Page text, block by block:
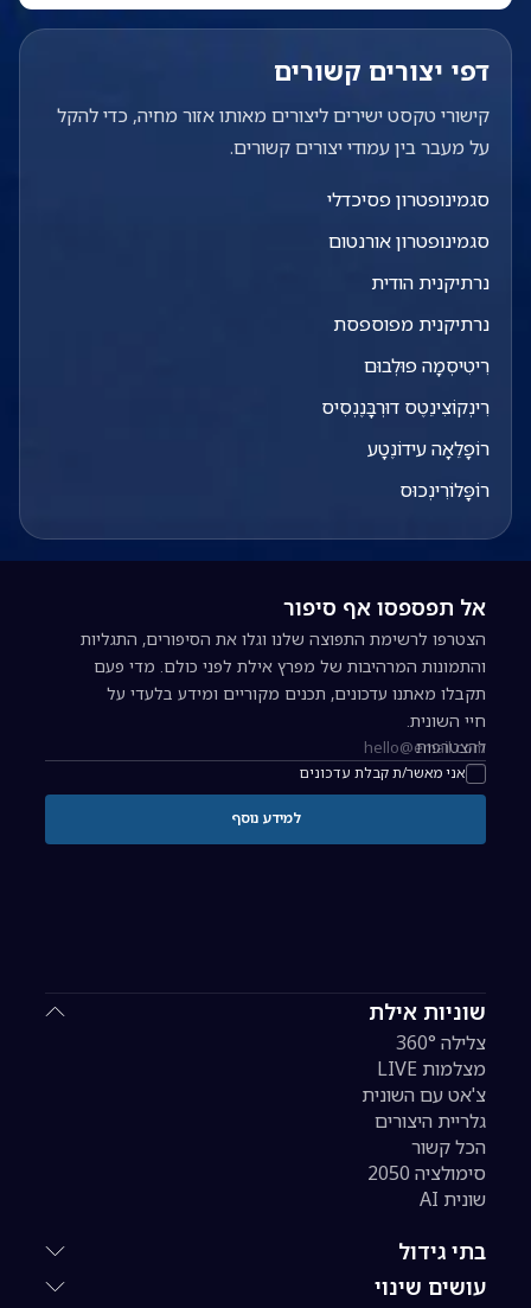
דפי יצורים קשורים
קישורי טקסט ישירים ליצורים מאותו אזור מחיה, כדי להקל
על מעבר בין עמודי יצורים קשורים.
סגמינופטרון פסיכדלי
סגמינופטרון אורנטום
נרתיקנית הודית
נרתיקנית מפוספסת
רִיטִיסְמָה פוּלְבוּם
רִינְקוֹצִינֵטֶס דוּרְבָּנֶנְסִיס
רוֹפָלֵאָה עידוֹנֶטָע
רוֹפָּלוֹרִינְכוּס
שוניות אילת
צלילה 360°
מצלמות LIVE
צ'אט עם השונית
גלריית היצורים
הכל קשור
סימולציה 2050
שונית AI
בתי גידול
עושים שינוי
אל תפספסו אף סיפור
הצטרפו לרשימת התפוצה שלנו וגלו את הסיפורים, התגליות
והתמונות המרהיבות של מפרץ אילת לפני כולם. מדי פעם
תקבלו מאתנו עדכונים, תכנים מקוריים ומידע בלעדי על
חיי השונית.
כתובת אימייל להרשמה לניוזלטר
אני מאשר/ת קבלת עדכונים
להצטרפות
למידע נוסף